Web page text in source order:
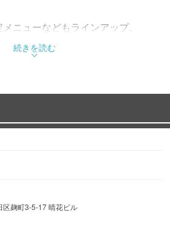
ニューなどもラインアップ。
サイドメニューも充実させながら、
生活を応援しています。
続きを読む
区麹町3-5-17 晴花ビル